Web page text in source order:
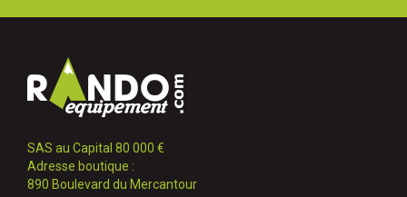
SAS au Capital 80 000 €
Adresse boutique :
890 Boulevard du Mercantour